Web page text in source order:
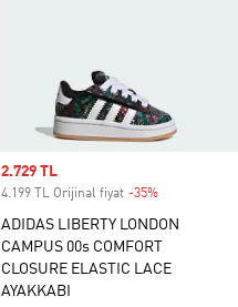
Sale price
2.729 TL
4.199 TL Orijinal fiyat -35%
ADIDAS LIBERTY LONDON
CAMPUS 00s COMFORT
CLOSURE ELASTIC LACE
AYAKKABI